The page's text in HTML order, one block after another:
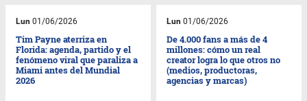
Lun 01/06/2026
Tim Payne aterriza en
Florida: agenda, partido y el
fenómeno viral que paraliza a
Miami antes del Mundial
2026
Lun 01/06/2026
De 4.000 fans a más de 4
millones: cómo un real
creator logra lo que otros no
(medios, productoras,
agencias y marcas)